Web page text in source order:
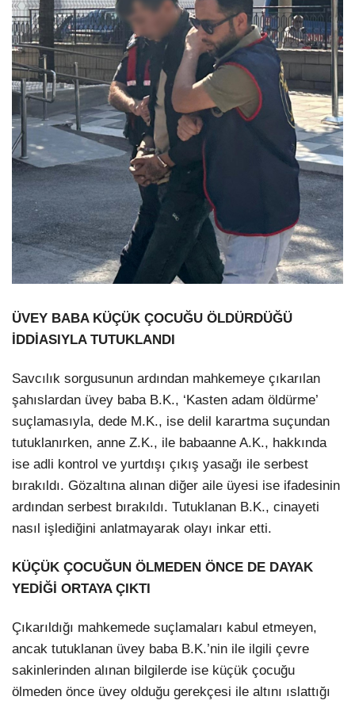
ÜVEY BABA KÜÇÜK ÇOCUĞU ÖLDÜRDÜĞÜ
İDDİASIYLA TUTUKLANDI
Savcılık sorgusunun ardından mahkemeye çıkarılan
şahıslardan üvey baba B.K., ‘Kasten adam öldürme’
suçlamasıyla, dede M.K., ise delil karartma suçundan
tutuklanırken, anne Z.K., ile babaanne A.K., hakkında
ise adli kontrol ve yurtdışı çıkış yasağı ile serbest
bırakıldı. Gözaltına alınan diğer aile üyesi ise ifadesinin
ardından serbest bırakıldı. Tutuklanan B.K., cinayeti
nasıl işlediğini anlatmayarak olayı inkar etti.
KÜÇÜK ÇOCUĞUN ÖLMEDEN ÖNCE DE DAYAK
YEDİĞİ ORTAYA ÇIKTI
Çıkarıldığı mahkemede suçlamaları kabul etmeyen,
ancak tutuklanan üvey baba B.K.’nin ile ilgili çevre
sakinlerinden alınan bilgilerde ise küçük çocuğu
ölmeden önce üvey olduğu gerekçesi ile altını ıslattığı